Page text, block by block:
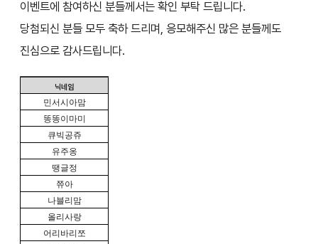
이벤트에 참여하신 분들께서는 확인 부탁 드립니다.
당첨되신 분들 모두 축하 드리며, 응모해주신 많은 분들께도
진심으로 감사드립니다.
닉네임
민서시아맘
똥똥이마미
큐빅공쥬
유주옹
땡글정
쮸아
나블리맘
올리사랑
어리바리쪼